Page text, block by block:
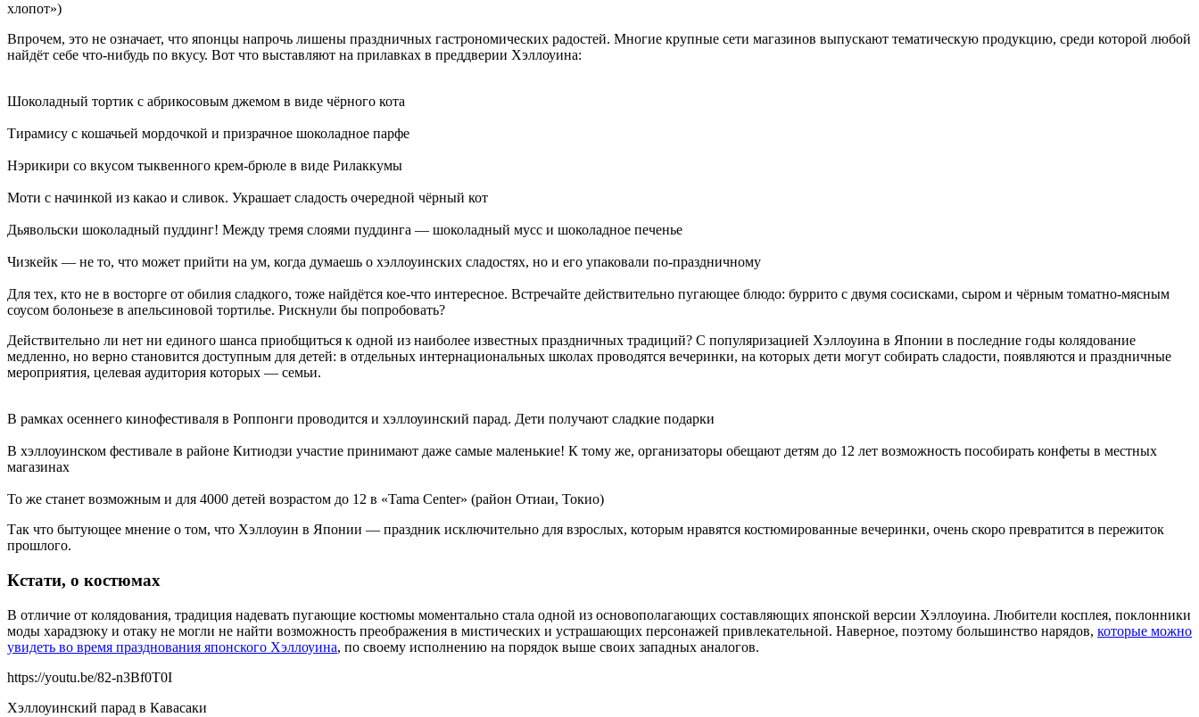
хлопот»)
Впрочем, это не означает, что японцы напрочь лишены праздничных гастрономических радостей. Многие крупные сети магазинов выпускают тематическую продукцию, среди которой любой
найдёт себе что-нибудь по вкусу. Вот что выставляют на прилавках в преддверии Хэллоуина:
Шоколадный тортик с абрикосовым джемом в виде чёрного кота
Тирамису с кошачьей мордочкой и призрачное шоколадное парфе
Нэрикири со вкусом тыквенного крем-брюле в виде Рилаккумы
Моти с начинкой из какао и сливок. Украшает сладость очередной чёрный кот
Дьявольски шоколадный пуддинг! Между тремя слоями пуддинга — шоколадный мусс и шоколадное печенье
Чизкейк — не то, что может прийти на ум, когда думаешь о хэллоуинских сладостях, но и его упаковали по-праздничному
Для тех, кто не в восторге от обилия сладкого, тоже найдётся кое-что интересное. Встречайте действительно пугающее блюдо: буррито с двумя сосисками, сыром и чёрным томатно-мясным
соусом болоньезе в апельсиновой тортилье. Рискнули бы попробовать?
Действительно ли нет ни единого шанса приобщиться к одной из наиболее известных праздничных традиций? С популяризацией Хэллоуина в Японии в последние годы колядование
медленно, но верно становится доступным для детей: в отдельных интернациональных школах проводятся вечеринки, на которых дети могут собирать сладости, появляются и праздничные
мероприятия, целевая аудитория которых — семьи.
В рамках осеннего кинофестиваля в Роппонги проводится и хэллоуинский парад. Дети получают сладкие подарки
В хэллоуинском фестивале в районе Китиодзи участие принимают даже самые маленькие! К тому же, организаторы обещают детям до 12 лет возможность пособирать конфеты в местных
магазинах
То же станет возможным и для 4000 детей возрастом до 12 в «Tama Center» (район Отиаи, Токио)
Так что бытующее мнение о том, что Хэллоуин в Японии — праздник исключительно для взрослых, которым нравятся костюмированные вечеринки, очень скоро превратится в пережиток
прошлого.
Кстати, о костюмах
В отличие от колядования, традиция надевать пугающие костюмы моментально стала одной из основополагающих составляющих японской версии Хэллоуина. Любители косплея, поклонники
моды харадзюку и отаку не могли не найти возможность преображения в мистических и устрашающих персонажей привлекательной. Наверное, поэтому большинство нарядов, которые можно
увидеть во время празднования японского Хэллоуина, по своему исполнению на порядок выше своих западных аналогов.
https://youtu.be/82-n3Bf0T0I
Хэллоуинский парад в Кавасаки